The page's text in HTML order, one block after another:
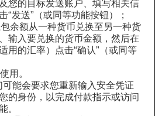
您的目标发送账户、填写相关信
“发送”（或同等功能按钮）；
余额从一种货币兑换至另一种货
输入要兑换的货币金额，然后在
用的汇率）点击“确认”（或同等
用。
可能会要求您重新输入安全凭证
的身份，以完成付款指示或访问
。